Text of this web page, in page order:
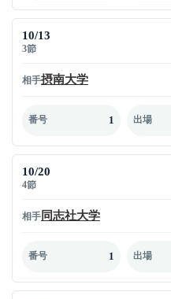
10/13
3節
相手摂南大学
番号 1 出場
10/20
4節
相手 同志社大学
番号 1 出場